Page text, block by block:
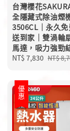
台灣櫻花
全隱藏式除油煙
3506CL｜永久
送到家｜雙渦輪
馬達，吸力強勁
Sale
NT$ 7,830 NT$
優惠